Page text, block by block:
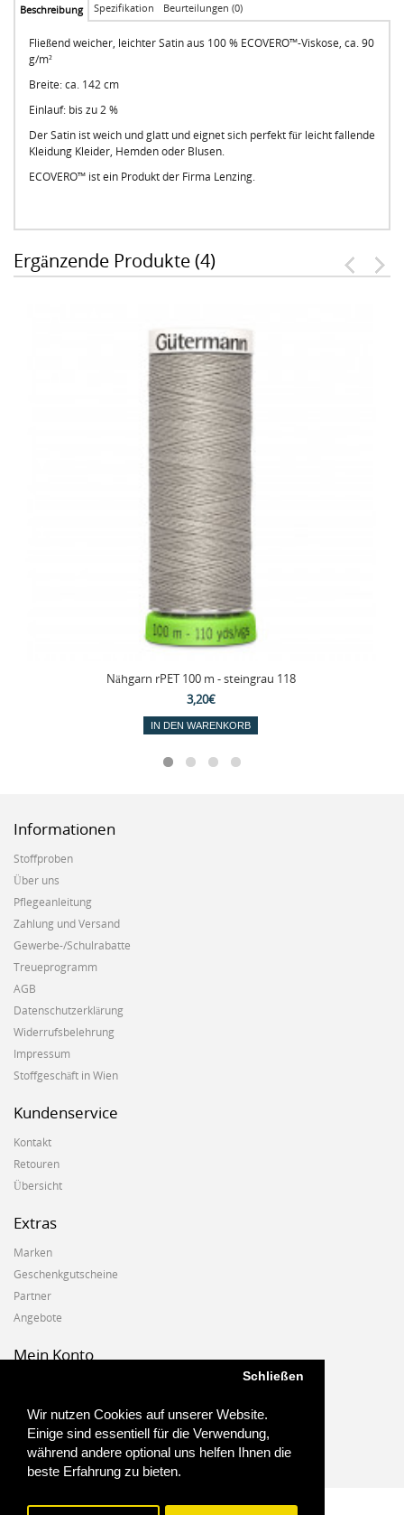
Wir nutzen Cookies auf unserer Website.
Einige sind essentiell für die Verwendung,
während andere optional uns helfen Ihnen die
beste Erfahrung zu bieten.
Schließen
Beschreibung Spezifikation Beurteilungen (0)
Fließend weicher, leichter Satin aus 100 % ECOVERO™-Viskose, ca. 90
g/m²
Breite: ca. 142 cm
Einlauf: bis zu 2 %
Der Satin ist weich und glatt und eignet sich perfekt für leicht fallende
Kleidung Kleider, Hemden oder Blusen.
ECOVERO™ ist ein Produkt der Firma Lenzing.
Ergänzende Produkte (4)
Nähgarn rPET 100 m - steingrau 118
3,20€
IN DEN WARENKORB
Informationen
Stoffproben
Über uns
Pflegeanleitung
Zahlung und Versand
Gewerbe-/Schulrabatte
Treueprogramm
AGB
Datenschutzerklärung
Widerrufsbelehrung
Impressum
Stoffgeschäft in Wien
Kundenservice
Kontakt
Retouren
Übersicht
Extras
Marken
Geschenkgutscheine
Partner
Angebote
Mein Konto
Auftragshistorie
Wunschzettel
Newsletter